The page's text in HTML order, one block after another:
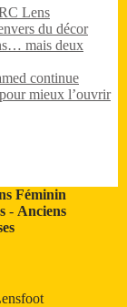
Lens
du décor
mais deux
continue
mieux l’ouvrir
Féminin
- Anciens